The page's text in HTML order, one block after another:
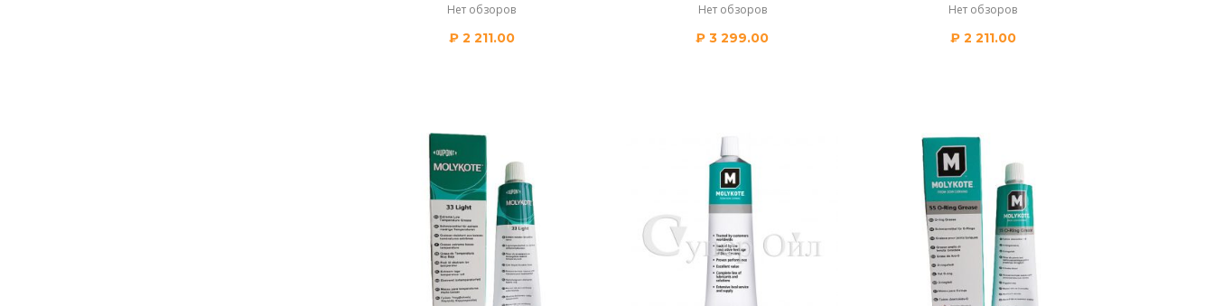
Нет обзоров
₽2 211.00
Нет обзоров
₽ 3 299.00
Нет обзоров
₽2 211.00